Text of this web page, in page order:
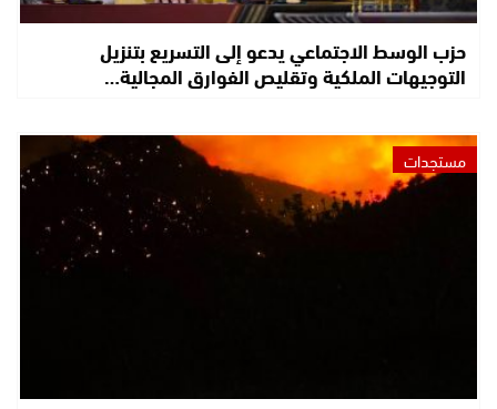
حزب الوسط الاجتماعي يدعو إلى التسريع بتنزيل
التوجيهات الملكية وتقليص الفوارق المجالية…
مستجدات